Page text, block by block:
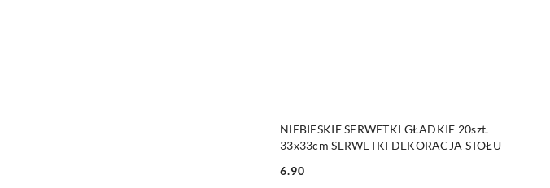
NIEBIESKIE SERWETKI GŁADKIE 20szt.
33x33cm SERWETKI DEKORACJA STOŁU
Cena:
6.90